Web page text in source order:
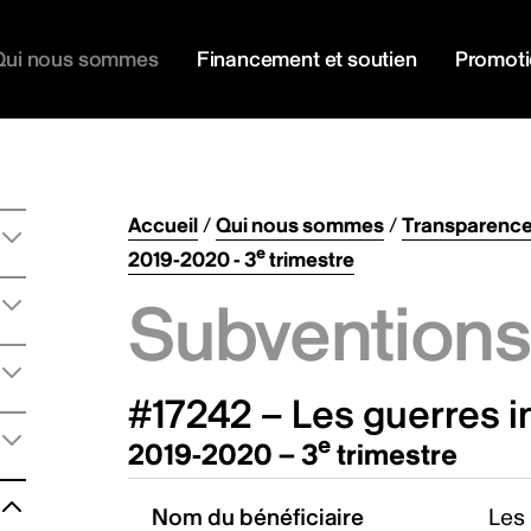
nous sommes Financement et soutien
Accueil/Qui nous sommes/
2019-2020 - 3etrimestre
#17242 – Les guerres
2019-2020 – 3e trimestre
Nom du bénéficiaire